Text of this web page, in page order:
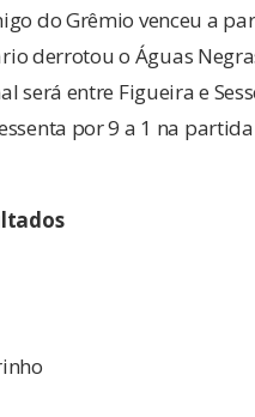
do Grêmio venceu a
derrotou o Águas
será entre Figueira e
por 9 a 1 na